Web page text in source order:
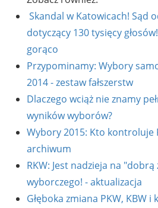
Skandal w Katowicach! Sąd
dotyczący 130 tysięcy
gorąco
Przypominamy: Wybory
2014 - zestaw fałszerstw
Dlaczego wciąż nie znamy
wyników wyborów?
Wybory 2015: Kto kontroluje
archiwum
RKW: Jest nadzieja na
wyborczego! - aktualizacja
Głęboka zmiana PKW, KBW